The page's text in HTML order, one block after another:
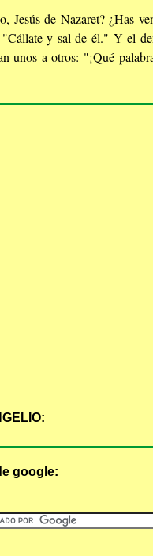
Jesús de Nazaret? ¿Has
y sal de él." Y el
unos a otros: "¡Qué
google: